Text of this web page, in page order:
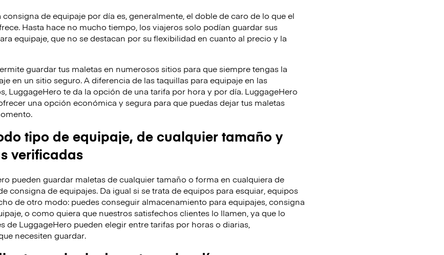
de equipaje por día es, generalmente, el doble de caro de lo que el
Hasta hace no mucho tiempo, los viajeros solo podían guardar sus
equipaje, que no se destacan por su flexibilidad en cuanto al precio y la
guardar tus maletas en numerosos sitios para que siempre tengas la
en un sitio seguro. A diferencia de las taquillas para equipaje en las
LuggageHero te da la opción de una tarifa por hora y por día. LuggageHero
una opción económica y segura para que puedas dejar tus maletas
tipo de equipaje, de cualquier tamaño y
verificadas
pueden guardar maletas de cualquier tamaño o forma en cualquiera de
consigna de equipajes. Da igual si se trata de equipos para esquiar, equipos
de otro modo: puedes conseguir almacenamiento para equipajes, consigna
o como quiera que nuestros satisfechos clientes lo llamen, ya que lo
de LuggageHero pueden elegir entre tarifas por horas o diarias,
necesiten guardar.